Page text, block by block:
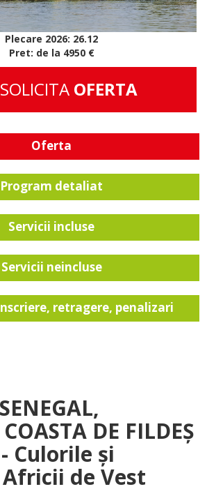
Plecare 2026: 26.12
Pret: de la 4950 €
SOLICITA OFERTA
Oferta
Program detaliat
Servicii incluse
Servicii neincluse
retragere, penalizari
DE FILDEȘ
Culorile și
de Vest